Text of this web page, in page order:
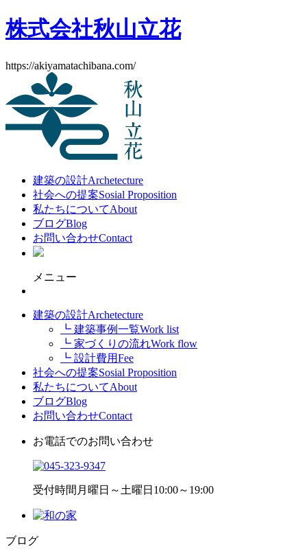
株式会社秋山立花
https://akiyamatachibana.com/
建築の設計Archetecture
社会への提案Sosial Proposition
私たちについてAbout
ブログBlog
お問い合わせContact
メニュー
建築の設計Archetecture
┗ 建築事例一覧Work list
┗ 家づくりの流れWork flow
┗ 設計費用Fee
社会への提案Sosial Proposition
私たちについてAbout
ブログBlog
お問い合わせContact
お電話でのお問い合わせ
受付時間 月曜日～土曜日10:00～19:00
ブログ